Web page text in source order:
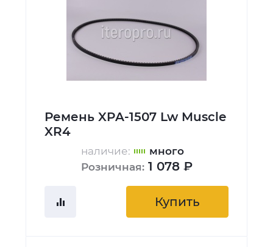
Ремень XPA-1507 Lw Muscle
XR4
наличие:
много
Розничная:1 078 ₽
Купить